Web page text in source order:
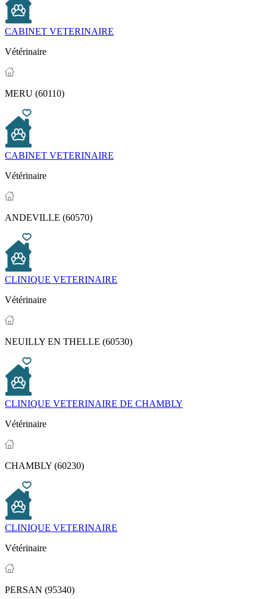
CABINET VETERINAIRE
Vétérinaire
MERU (60110)
CABINET VETERINAIRE
Vétérinaire
ANDEVILLE (60570)
CLINIQUE VETERINAIRE
Vétérinaire
NEUILLY EN THELLE (60530)
CLINIQUE VETERINAIRE DE CHAMBLY
Vétérinaire
CHAMBLY (60230)
CLINIQUE VETERINAIRE
Vétérinaire
PERSAN (95340)